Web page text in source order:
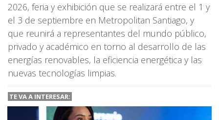
2026, feria y exhibición que se realizará entre el 1 y
el 3 de septiembre en Metropolitan Santiago, y
que reunirá a representantes del mundo público,
privado y académico en torno al desarrollo de las
energías renovables, la eficiencia energética y las
nuevas tecnologías limpias.
TE VA A INTERESAR: